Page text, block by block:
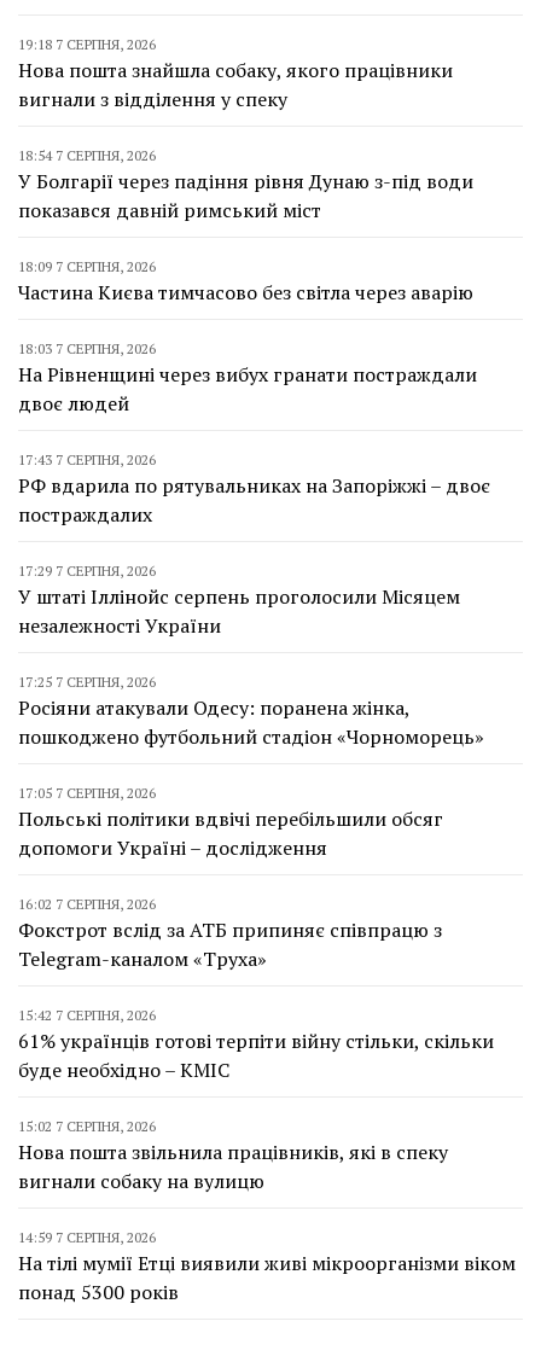
19:18 7 СЕРПНЯ, 2026
Нова пошта знайшла собаку, якого працівники
вигнали з відділення у спеку
18:54 7 СЕРПНЯ, 2026
У Болгарії через падіння рівня Дунаю з-під води
показався давній римський міст
18:09 7 СЕРПНЯ, 2026
Частина Києва тимчасово без світла через аварію
18:03 7 СЕРПНЯ, 2026
На Рівненщині через вибух гранати постраждали
двоє людей
17:43 7 СЕРПНЯ, 2026
РФ вдарила по рятувальниках на Запоріжжі – двоє
постраждалих
17:29 7 СЕРПНЯ, 2026
У штаті Іллінойс серпень проголосили Місяцем
незалежності України
17:25 7 СЕРПНЯ, 2026
Росіяни атакували Одесу: поранена жінка,
пошкоджено футбольний стадіон «Чорноморець»
17:05 7 СЕРПНЯ, 2026
Польські політики вдвічі перебільшили обсяг
допомоги Україні – дослідження
16:02 7 СЕРПНЯ, 2026
Фокстрот вслід за АТБ припиняє співпрацю з
Telegram-каналом «Труха»
15:42 7 СЕРПНЯ, 2026
61% українців готові терпіти війну стільки, скільки
буде необхідно – КМІС
15:02 7 СЕРПНЯ, 2026
Нова пошта звільнила працівників, які в спеку
вигнали собаку на вулицю
14:59 7 СЕРПНЯ, 2026
На тілі мумії Етці виявили живі мікроорганізми віком
понад 5300 років